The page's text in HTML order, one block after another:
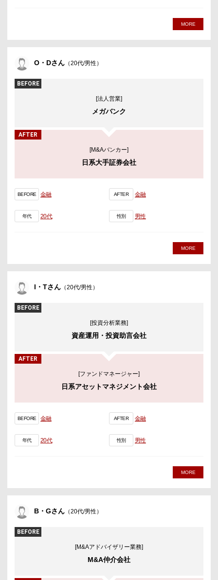
MORE
O・Dさん （20代/男性）
BEFORE
[法人営業]
メガバンク
AFTER
[M&Aバンカー]
日系大手証券会社
BEFORE 金融 AFTER 金融
年代 20代 性別 男性
MORE
I・Tさん （20代/男性）
BEFORE
[投資分析業務]
資産運用・投資助言会社
AFTER
[ファンドマネージャー]
日系アセットマネジメント会社
BEFORE 金融 AFTER 金融
年代 20代 性別 男性
MORE
B・Gさん （20代/男性）
BEFORE
[M&Aアドバイザリー業務]
M&A仲介会社